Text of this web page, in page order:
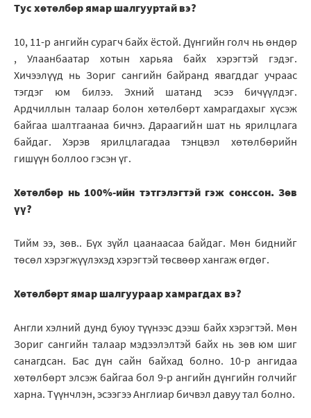
Тус хөтөлбөр ямар шалгууртай вэ?
10, 11-р ангийн сурагч байх ёстой. Дүнгийн голч нь өндөр
, Улаанбаатар хотын харьяа байх хэрэгтэй гэдэг.
Хичээлүүд нь Зориг сангийн байранд явагддаг учраас
тэгдэг юм билээ. Эхний шатанд эсээ бичүүлдэг.
Ардчиллын талаар болон хөтөлбөрт хамрагдахыг хүсэж
байгаа шалтгаанаа бичнэ. Дараагийн шат нь ярилцлага
байдаг. Хэрэв ярилцлагадаа тэнцвэл хөтөлбөрийн
гишүүн боллоо гэсэн үг.
Хөтөлбөр нь 100%-ийн тэтгэлэгтэй гэж сонссон. Зөв
үү?
Тийм ээ, зөв.. Бүх зүйл цаанаасаа байдаг. Мөн биднийг
төсөл хэрэгжүүлэхэд хэрэгтэй төсвөөр хангаж өгдөг.
Хөтөлбөрт ямар шалгуураар хамрагдах вэ?
Англи хэлний дунд буюу түүнээс дээш байх хэрэгтэй. Мөн
Зориг сангийн талаар мэдээлэлтэй байх нь зөв юм шиг
санагдсан. Бас дүн сайн байхад болно. 10-р ангидаа
хөтөлбөрт элсэж байгаа бол 9-р ангийн дүнгийн голчийг
харна. Түүнчлэн, эсээгээ Англиар бичвэл давуу тал болно.